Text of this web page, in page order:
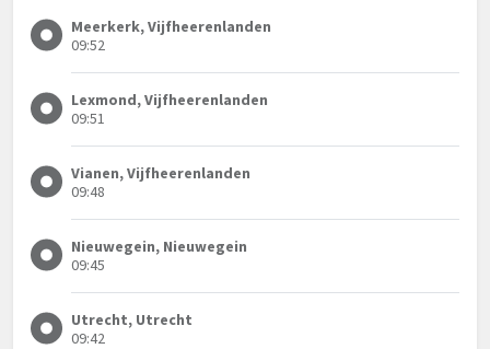
Meerkerk, Vijfheerenlanden
09:52
Lexmond, Vijfheerenlanden
09:51
Vianen, Vijfheerenlanden
09:48
Nieuwegein, Nieuwegein
09:45
Utrecht, Utrecht
09:42